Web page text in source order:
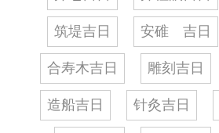
筑堤吉日 安碓 吉日
合寿木吉日 雕刻吉日
造船吉日 针灸吉日